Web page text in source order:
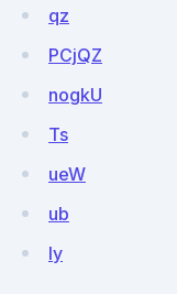
qz
PCjQZ
nogkU
Ts
ueW
ub
Iy